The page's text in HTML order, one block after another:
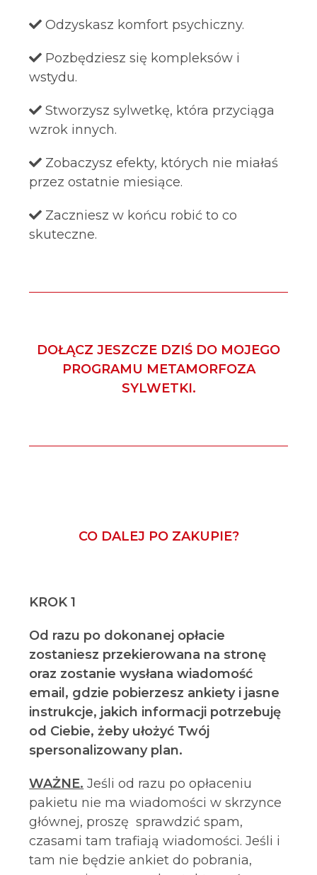
Odzyskasz komfort psychiczny.
Pozbędziesz się kompleksów i
wstydu.
Stworzysz sylwetkę, która przyciąga
wzrok innych.
Zobaczysz efekty, których nie miałaś
przez ostatnie miesiące.
Zaczniesz w końcu robić to co
skuteczne.
DOŁĄCZ JESZCZE DZIŚ DO MOJEGO
PROGRAMU METAMORFOZA
SYLWETKI.
CO DALEJ PO ZAKUPIE?
KROK 1
Od razu po dokonanej opłacie
zostaniesz przekierowana na stronę
oraz zostanie wysłana wiadomość
email, gdzie pobierzesz ankiety i jasne
instrukcje, jakich informacji potrzebuję
od Ciebie, żeby ułożyć Twój
spersonalizowany plan.
WAŻNE. Jeśli od razu po opłaceniu
pakietu nie ma wiadomości w skrzynce
głównej, proszę sprawdzić spam,
czasami tam trafiają wiadomości. Jeśli i
tam nie będzie ankiet do pobrania,